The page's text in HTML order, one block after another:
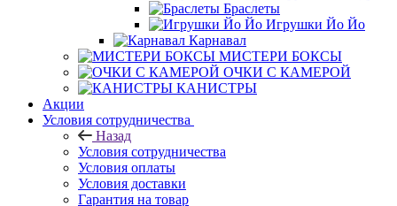
Браслеты
Игрушки Йо Йо
Карнавал
МИСТЕРИ БОКСЫ
ОЧКИ С КАМЕРОЙ
КАНИСТРЫ
Акции
Условия сотрудничества
Назад
Условия сотрудничества
Условия оплаты
Условия доставки
Гарантия на товар